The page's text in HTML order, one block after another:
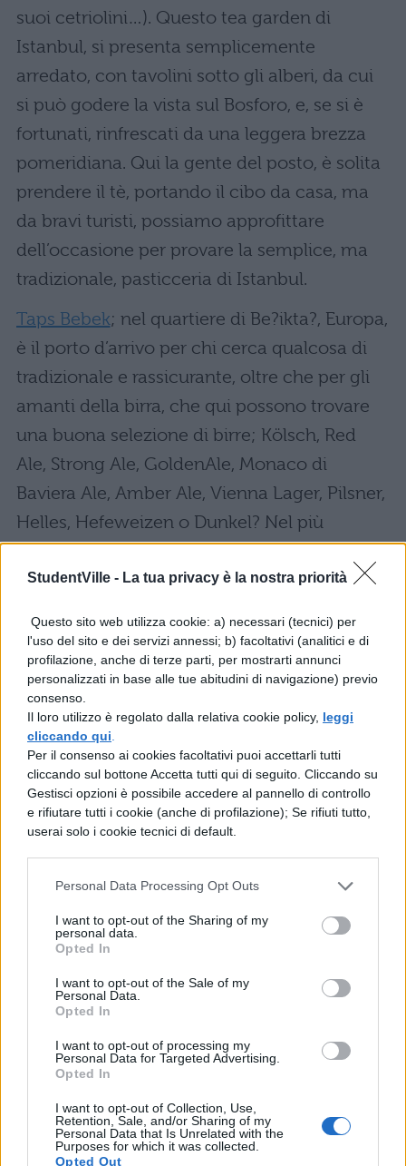
StudentVille - La tua privacy è la nostra priorità
Questo sito web utilizza cookie: a) necessari (tecnici) per
l'uso del sito e dei servizi annessi; b) facoltativi (analitici e di
profilazione, anche di terze parti, per mostrarti annunci
personalizzati in base alle tue abitudini di navigazione) previo
consenso.
Il loro utilizzo è regolato dalla relativa cookie policy, leggi
cliccando qui
Per il consenso ai cookies facoltativi puoi accettarli tutti
cliccando sul bottone Accetta tutti qui di seguito. Cliccando su
Gestisci opzioni è possibile accedere al pannello di controllo
e rifiutare tutti i cookie (anche di profilazione); Se rifiuti tutto,
userai solo i cookie tecnici di default.
Personal Data Processing Opt Outs
I want to opt-out of the Sharing of my
personal data.
Opted In
I want to opt-out of the Sale of my
Personal Data.
Opted In
I want to opt-out of processing my
Personal Data for Targeted Advertising.
Opted In
I want to opt-out of Collection, Use,
Retention, Sale, and/or Sharing of my
Personal Data that Is Unrelated with the
Purposes for which it was collected.
Opted Out
suoi cetriolini…). Questo tea garden di
Istanbul, si presenta semplicemente
arredato, con tavolini sotto gli alberi, da cui
si può godere la vista sul Bosforo, e, se si è
fortunati, rinfrescati da una leggera brezza
pomeridiana. Qui la gente del posto, è solita
prendere il tè, portando il cibo da casa, ma
da bravi turisti, possiamo approfittare
dell’occasione per provare la semplice, ma
tradizionale, pasticceria di Istanbul.
Taps Bebek; nel quartiere di Be?ikta?, Europa,
è il porto d’arrivo per chi cerca qualcosa di
tradizionale e rassicurante, oltre che per gli
amanti della birra, che qui possono trovare
una buona selezione di birre; Kölsch, Red
Ale, Strong Ale, GoldenAle, Monaco di
Baviera Ale, Amber Ale, Vienna Lager, Pilsner,
Helles, Hefeweizen o Dunkel? Nel più
classico stile dei pub visti in tutte le più
grandi città del mondo, birra e stuzzichini (le
terrazzo dove salire per godere del
panorama.
Vedi anche Tour culinario nella piccola
Edessa di Istanbul.
Foto dal sito Grand Hotel del Londra di
Istanbul.
COMMENTI
La tua email sarà utilizzata per comunicarti se qualcuno risponde al tuo commento e non
sarà pubblicata. Dichiari di avere preso visione e di accettare quanto previsto dalla